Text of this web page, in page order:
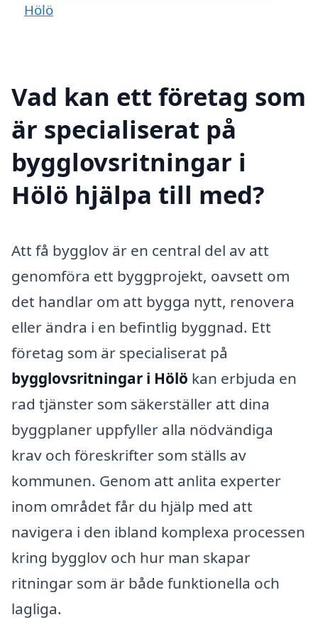
Hölö
Vad kan ett företag som
är specialiserat på
bygglovsritningar i
Hölö hjälpa till med?
Att få bygglov är en central del av att
genomföra ett byggprojekt, oavsett om
det handlar om att bygga nytt, renovera
eller ändra i en befintlig byggnad. Ett
företag som är specialiserat på
bygglovsritningar i Hölö kan erbjuda en
rad tjänster som säkerställer att dina
byggplaner uppfyller alla nödvändiga
krav och föreskrifter som ställs av
kommunen. Genom att anlita experter
inom området får du hjälp med att
navigera i den ibland komplexa processen
kring bygglov och hur man skapar
ritningar som är både funktionella och
lagliga.